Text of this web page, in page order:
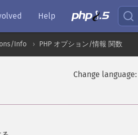
Help
Info PHP オプション/情報 関数
Change language: